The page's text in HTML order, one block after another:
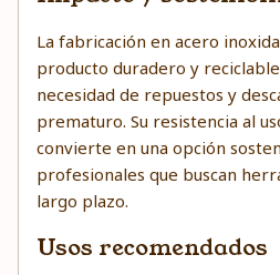
La fabricación en acero
producto duradero y
necesidad de repuestos y
prematuro. Su resistencia al
convierte en una opción
profesionales que buscan
largo plazo.
Usos recomendados